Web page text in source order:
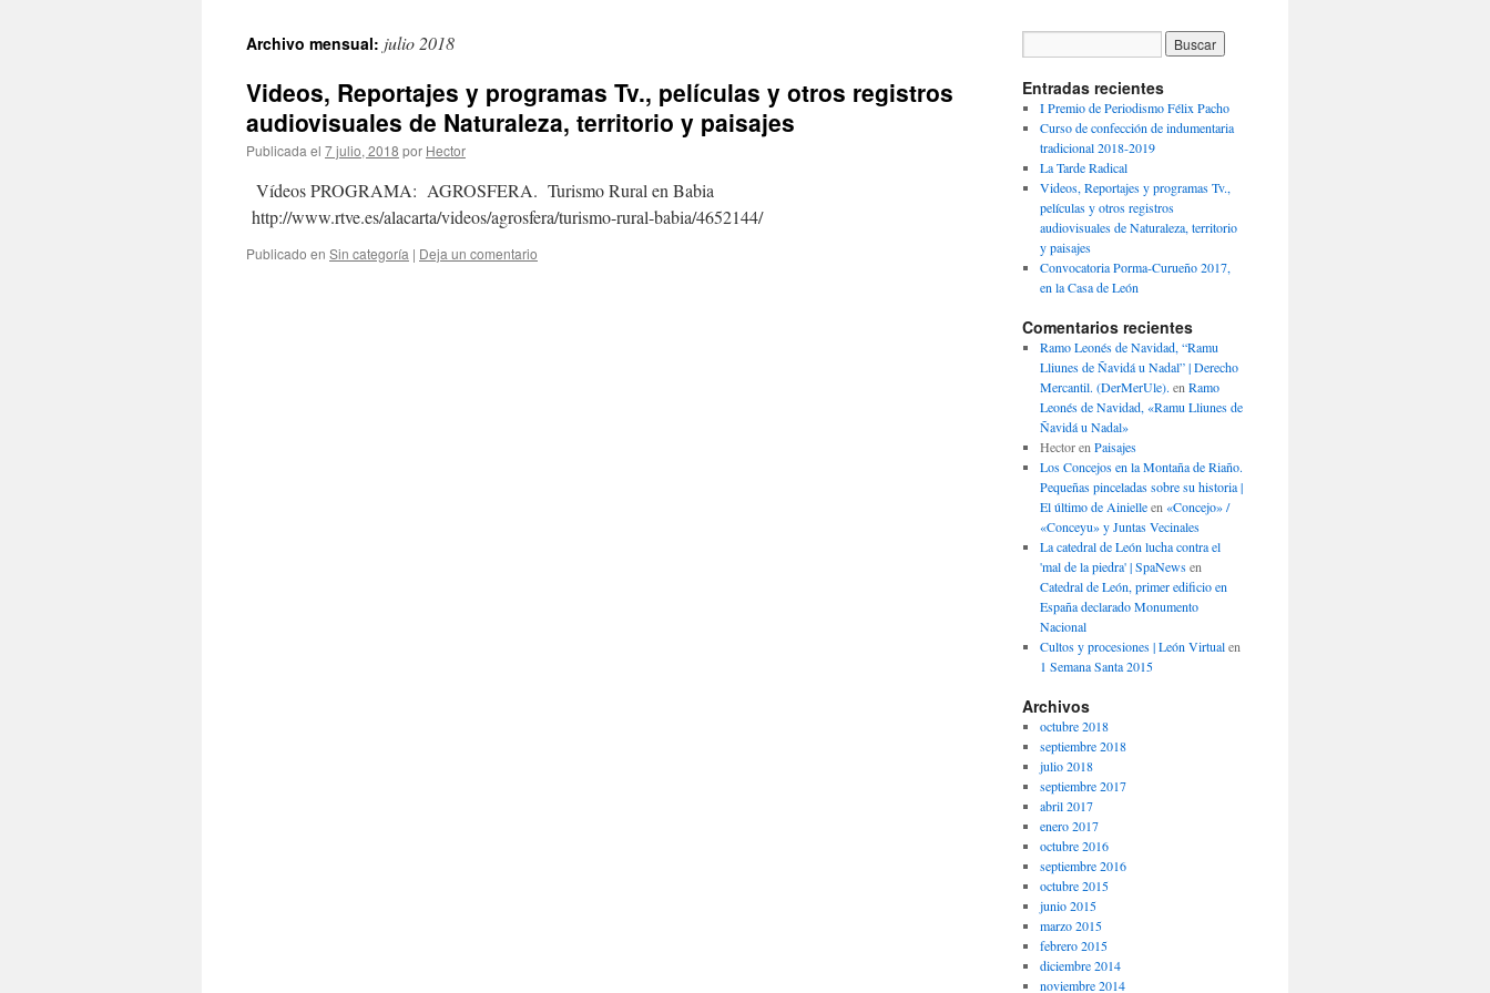
Archivo mensual: julio 2018
Videos, Reportajes y programas Tv., películas y otros registros
audiovisuales de Naturaleza, territorio y paisajes
Publicada el 7 julio, 2018 por Hector
Vídeos PROGRAMA: AGROSFERA. Turismo Rural en Babia
http://www.rtve.es/alacarta/videos/agrosfera/turismo-rural-babia/4652144/
Publicado en Sin categoría | Deja un comentario
Entradas recientes
I Premio de Periodismo Félix Pacho
Curso de confección de indumentaria
tradicional 2018-2019
La Tarde Radical
Videos, Reportajes y programas Tv.,
películas y otros registros
audiovisuales de Naturaleza, territorio
y paisajes
Convocatoria Porma-Curueño 2017,
en la Casa de León
Comentarios recientes
Ramo Leonés de Navidad, “Ramu
Lliunes de Ñavidá u Nadal” | Derecho
Mercantil. (DerMerUle). en Ramo
Leonés de Navidad, «Ramu Lliunes de
Ñavidá u Nadal»
Hectoren Paisajes
Los Concejos en la Montaña de Riaño.
Pequeñas pinceladas sobre su historia |
El último de Ainielleen «Concejo» /
«Conceyu» y Juntas Vecinales
La catedral de León lucha contra el
'mal de la piedra' | SpaNewsen
Catedral de León, primer edificio en
España declarado Monumento
Nacional
Cultos y procesiones | León Virtualen
1 Semana Santa 2015
Archivos
octubre 2018
septiembre 2018
julio 2018
septiembre 2017
abril 2017
enero 2017
octubre 2016
septiembre 2016
octubre 2015
junio 2015
marzo 2015
febrero 2015
diciembre 2014
noviembre 2014